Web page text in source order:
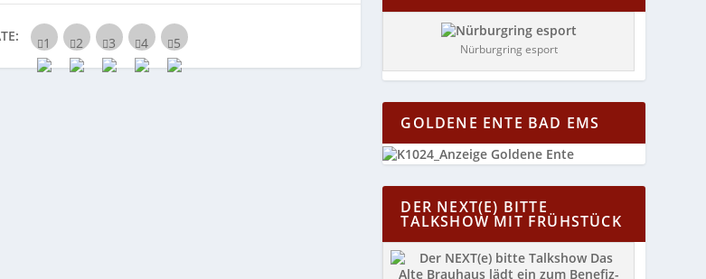
Nürburgring esport
GOLDENE ENTE BAD EMS
DER NEXT(E) BITTE
TALKSHOW MIT FRÜHSTÜCK